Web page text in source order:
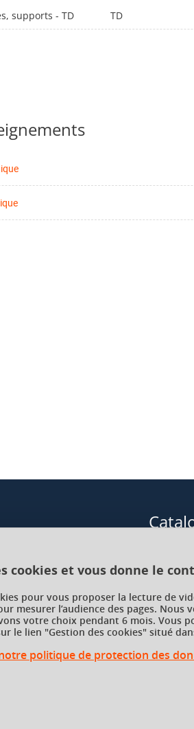
cookies et vous donne le
pour vous proposer la lecture de
mesurer l’audience des pages.
votre choix pendant 6 mois. Vous
le lien "Gestion des cookies" situé
politique de protection des
supports - TD TD
Alpes
instituts